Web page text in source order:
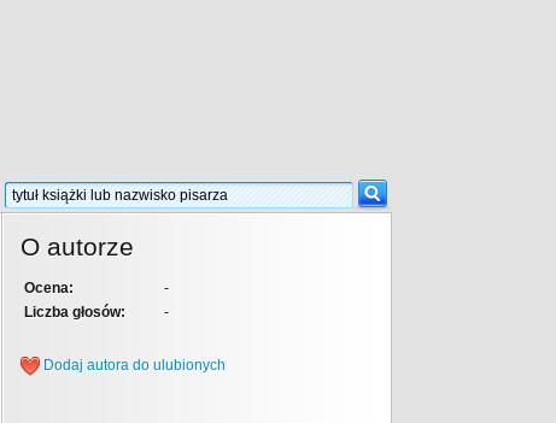
O autorze
Ocena:
-
Liczba głosów:
-
Dodaj autora do ulubionych